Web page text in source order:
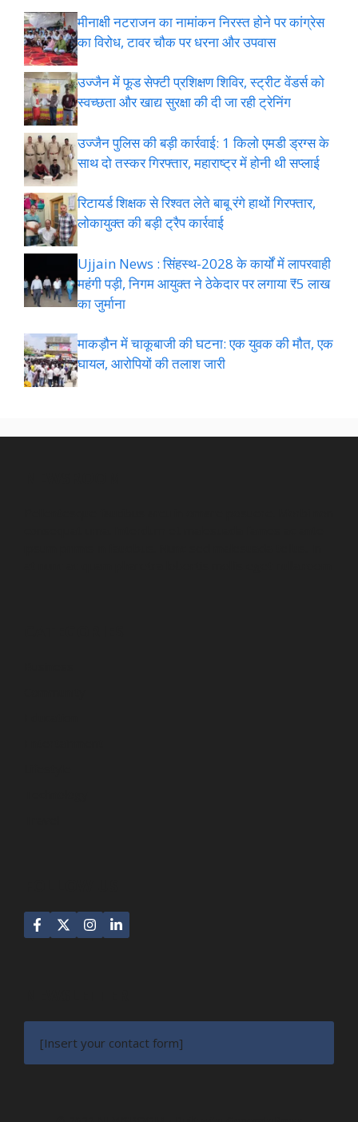
मीनाक्षी नटराजन का नामांकन निरस्त होने पर कांग्रेस
का विरोध, टावर चौक पर धरना और उपवास
उज्जैन में फूड सेफ्टी प्रशिक्षण शिविर, स्ट्रीट वेंडर्स को
स्वच्छता और खाद्य सुरक्षा की दी जा रही ट्रेनिंग
उज्जैन पुलिस की बड़ी कार्रवाई: 1 किलो एमडी ड्रग्स के
साथ दो तस्कर गिरफ्तार, महाराष्ट्र में होनी थी सप्लाई
रिटायर्ड शिक्षक से रिश्वत लेते बाबू रंगे हाथों गिरफ्तार,
लोकायुक्त की बड़ी ट्रैप कार्रवाई
Ujjain News : सिंहस्थ-2028 के कार्यों में लापरवाही
महंगी पड़ी, निगम आयुक्त ने ठेकेदार पर लगाया ₹5 लाख
का जुर्माना
माकड़ौन में चाकूबाजी की घटना: एक युवक की मौत, एक
घायल, आरोपियों की तलाश जारी
[Insert your contact form]